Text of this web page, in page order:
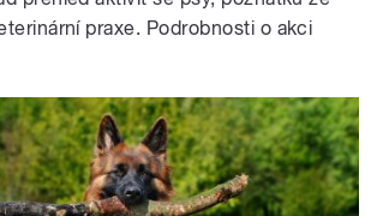
praxe. Podrobnosti o akci